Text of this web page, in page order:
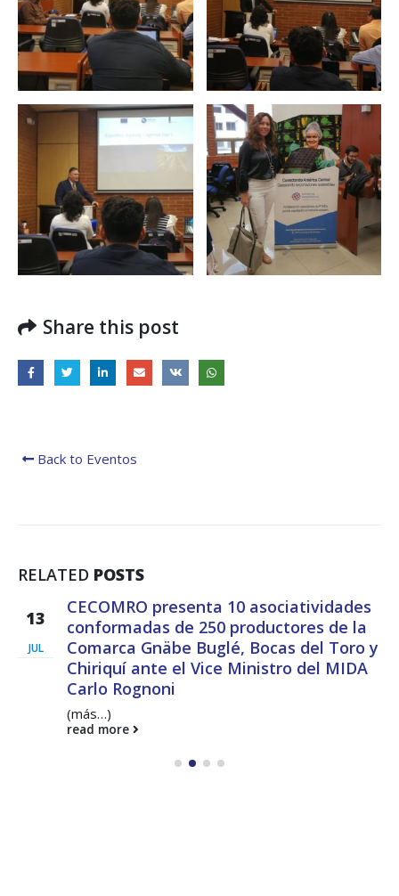
Share this post
Back to Eventos
RELATED POSTS
13
JUL
CECOMRO presenta 10 asociatividades
conformadas de 250 productores de la
Comarca Gnäbe Buglé, Bocas del Toro y
Chiriquí ante el Vice Ministro del MIDA
Carlo Rognoni
(más…)
read more